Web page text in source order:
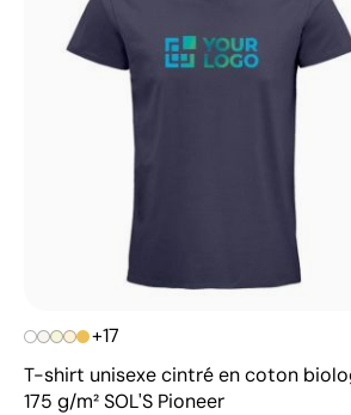
+17
T-shirt unisexe cintré en coton
175 g/m² SOL'S Pioneer